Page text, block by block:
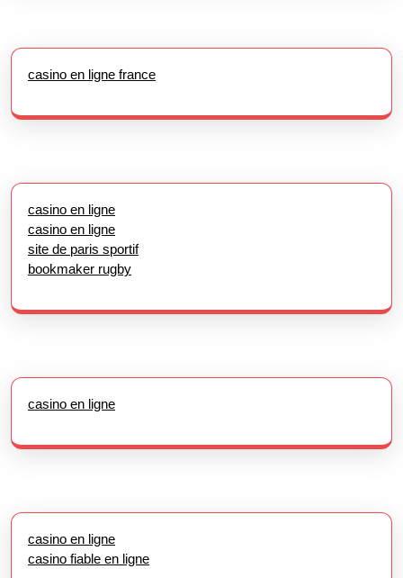
casino en ligne france
casino en ligne
casino en ligne
site de paris sportif
bookmaker rugby
casino en ligne
casino en ligne
casino fiable en ligne